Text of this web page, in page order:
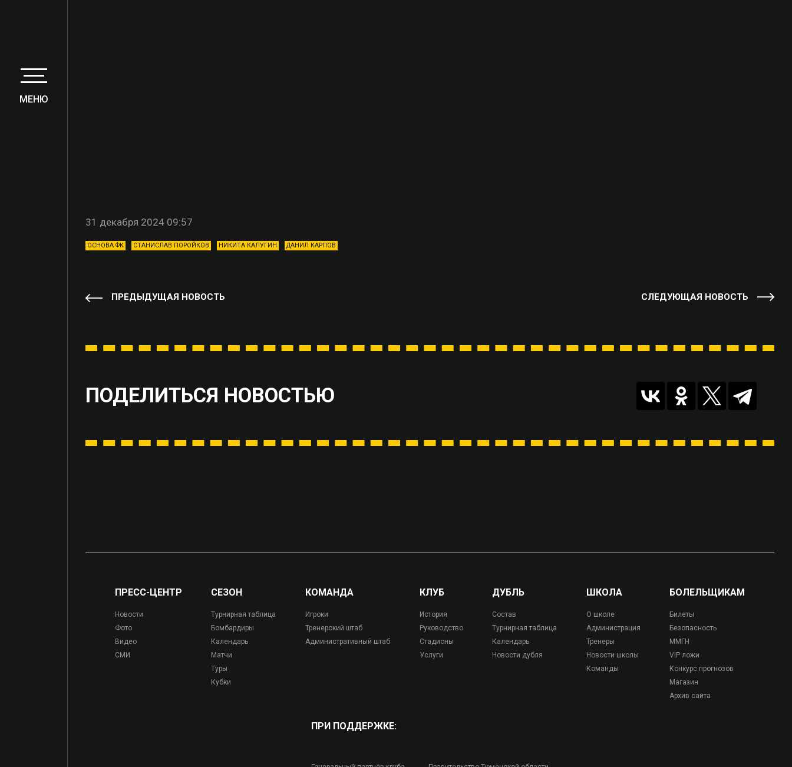
МЕНЮ
31 декабря 2024 09:57
ОСНОВА ФК СТАНИСЛАВ ПОРОЙКОВ НИКИТА КАЛУГИН ДАНИЛ КАРПОВ
ПРЕДЫДУЩАЯ НОВОСТЬ СЛЕДУЮЩАЯ НОВОСТЬ
ПОДЕЛИТЬСЯ НОВОСТЬЮ
ПРЕСС-ЦЕНТР
Новости
Фото
Видео
СМИ
СЕЗОН
Турнирная таблица
Бомбардиры
Календарь
Матчи
Туры
Кубки
КОМАНДА
Игроки
Тренерский штаб
Административный штаб
КЛУБ
История
Руководство
Стадионы
Услуги
ДУБЛЬ
Состав
Турнирная таблица
Календарь
Новости дубля
ШКОЛА
О школе
Администрация
Тренеры
Новости школы
Команды
БОЛЕЛЬЩИКАМ
Билеты
Безопасность
ММГН
VIP ложи
Конкурс прогнозов
Магазин
Архив сайта
ПРИ ПОДДЕРЖКЕ: